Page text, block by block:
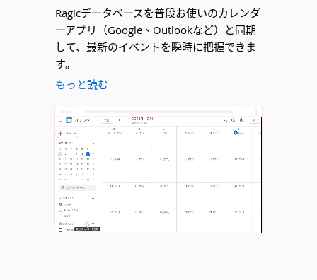
Ragicデータベースを普段お使いのカレンダ
ーアプリ（Google、Outlookなど）と同期
して、最新のイベントを瞬時に把握できま
す。
もっと読む